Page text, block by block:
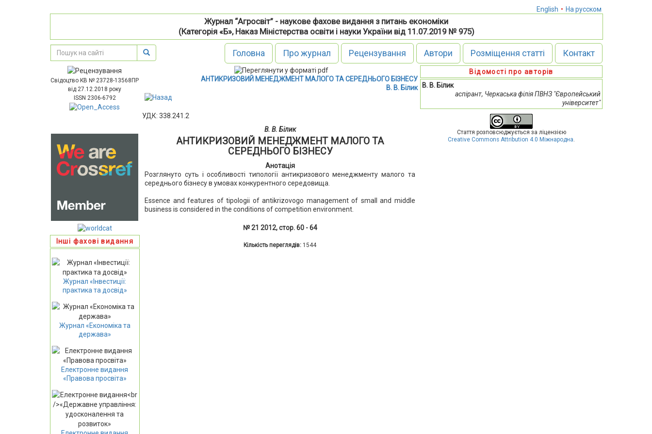
English • На русском
Журнал “Агросвіт” - наукове фахове видання з питань економіки
(Категорія «Б», Наказ Міністерства освіти і науки України від 11.07.2019 № 975)
Головна Про журнал Рецензування Автори Розміщення статті Контакт
Свідоцтво КВ № 23728-13568ПР
від 27.12.2018 року
ISSN 2306-6792
Інші фахові видання
Журнал «Інвестиції:
практика та досвід»
Журнал «Економіка та
держава»
Електронне видання
«Правова просвіта»
АНТИКРИЗОВИЙ МЕНЕДЖМЕНТ МАЛОГО ТА СЕРЕДНЬОГО БІЗНЕСУ
В. В. Білик
УДК: 338.241.2
В. В. Білик
АНТИКРИЗОВИЙ МЕНЕДЖМЕНТ МАЛОГО ТА
СЕРЕДНЬОГО БІЗНЕСУ
Анотація
Розглянуто суть і особливості типології антикризового менеджменту малого та
середнього бізнесу в умовах конкурентного середовища.
Essence and features of tipologii of antikrizovogo management of small and middle
business is considered in the conditions of competition environment.
№ 21 2012, стор. 60 - 64
Кількість переглядів: 1544
Відомості про авторів
В. В. Білик
аспірант, Черкаська філія ПВНЗ "Європейський
університет"
Стаття розповсюджується за ліцензією
Creative Commons Attribution 4.0 Міжнародна.